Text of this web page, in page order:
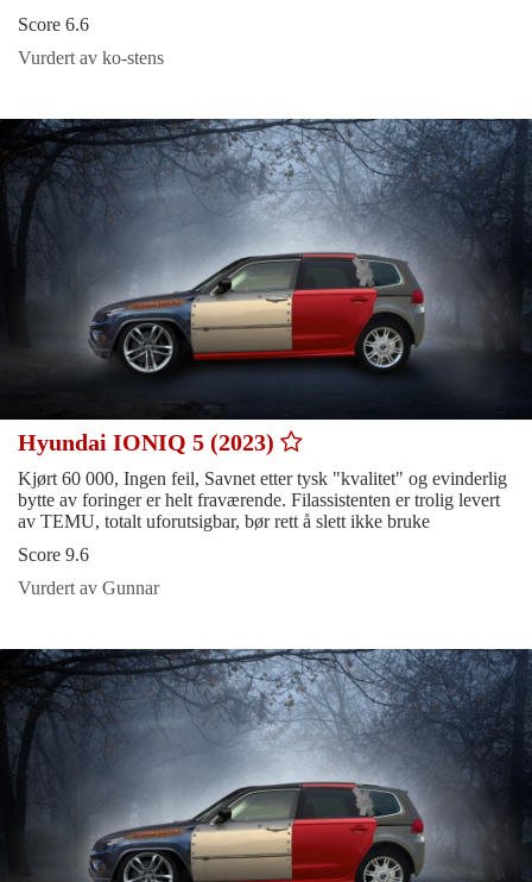
Score 6.6
Vurdert av ko-stens
Hyundai IONIQ 5 (2023)
Kjørt 60 000, Ingen feil, Savnet etter tysk "kvalitet" og evinderlig
bytte av foringer er helt fraværende. Filassistenten er trolig levert
av TEMU, totalt uforutsigbar, bør rett å slett ikke bruke
Score 9.6
Vurdert av Gunnar